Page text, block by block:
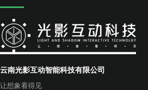
云南光影互动智能科技有限公司
让想象看得见